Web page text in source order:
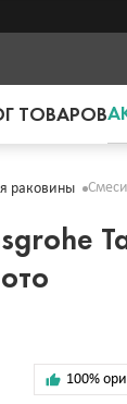
ТОВАРОВ
раковины
100%